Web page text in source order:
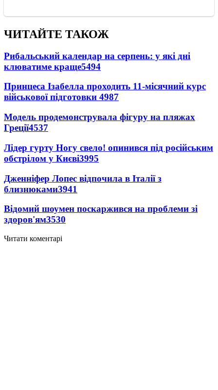
ЧИТАЙТЕ ТАКОЖ
Рибальський календар на серпень: у які дні
клюватиме краще5494
Принцеса Ізабелла проходить 11-місячний курс
військової підготовки 4987
Модель продемонструвала фігуру на пляжах
Греції4537
Лідер гурту Ногу свело! опинився під російським
обстрілом у Києві3995
Дженніфер Лопес відпочила в Італії з
близнюками3941
Відомий шоумен поскаржився на проблеми зі
здоров'ям3530
Читати коментарі